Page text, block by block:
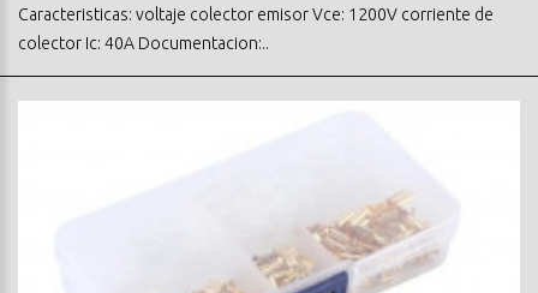
Caracteristicas: voltaje colector emisor Vce: 1200V corriente de
colector Ic: 40A Documentacion:..